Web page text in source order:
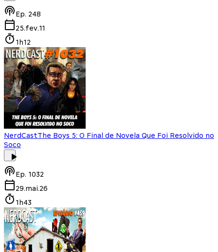
Ep. 248
25.fev.11
1h12
NerdCastThe Boys 5: O Final de Novela Que Foi Resolvido no
Soco
Ep. 1032
29.mai.26
1h43